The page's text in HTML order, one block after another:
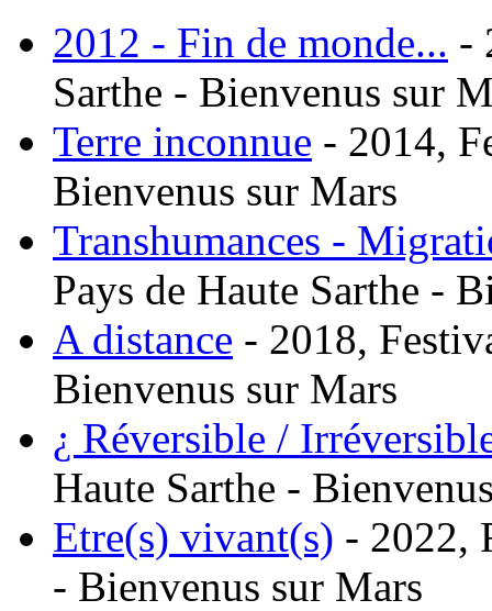
2012 - Fin de monde... -
Sarthe - Bienvenus sur
Terre inconnue - 2014,
Bienvenus sur Mars
Transhumances -
Pays de Haute Sarthe -
A distance - 2018,
Bienvenus sur Mars
¿ Réversible /
Haute Sarthe -
Etre(s) vivant(s) - 2022,
- Bienvenus sur Mars